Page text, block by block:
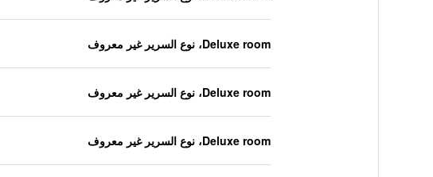
Deluxe room، نوع السرير غير معروف
Deluxe room، نوع السرير غير معروف
Deluxe room، نوع السرير غير معروف